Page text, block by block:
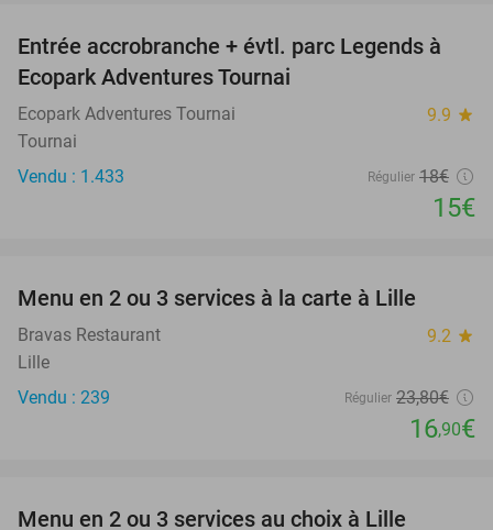
17%
Entrée accrobranche + évtl. parc Legends à
Ecopark Adventures Tournai
Ecopark Adventures Tournai 9.9 star
Tournai
Vendu : 1.433
Régulier 18€
15€
Menu en 2 ou 3 services à la carte à Lille
Bravas Restaurant 9.2 star
Lille
Vendu : 239
Régulier 23,80€
16,90€
Menu en 2 ou 3 services au choix à Lille